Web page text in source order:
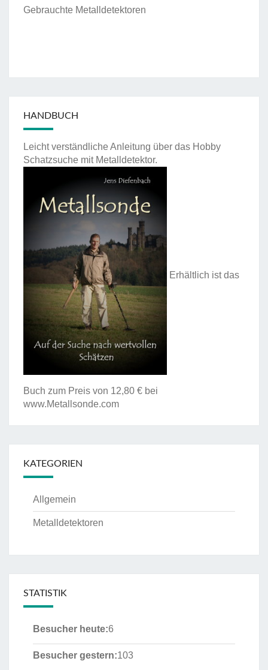
Gebrauchte Metalldetektoren
HANDBUCH
Leicht verständliche Anleitung über das Hobby
Schatzsuche mit Metalldetektor.
Erhältlich ist das
Buch zum Preis von 12,80 € bei
www.Metallsonde.com
KATEGORIEN
Allgemein
Metalldetektoren
STATISTIK
Besucher heute:6
Besucher gestern:103